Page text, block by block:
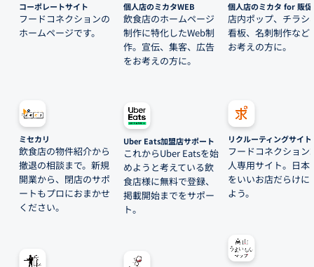
コーポレートサイト
フードコネクションの
ホームページです。
ミセカリ
飲食店の物件紹介から
撤退の相談まで。新規
開業から、閉店のサポ
ートもプロにおまかせ
ください。
個人店のミカタWEB
飲食店のホームページ
制作に特化したWeb制
作。宣伝、集客、広告
をお考えの方に。
Uber Eats加盟店サポート
これからUber Eatsを始
めようと考えている飲
食店様に無料で登録、
掲載開始までをサポー
ト。
個人店のミカタ for 販促
店内ポップ、チラシ
看板、名刺制作など
お考えの方に。
リクルーティングサイト
フードコネクション
人専用サイト。日本
をいいお店だらけに
よう。